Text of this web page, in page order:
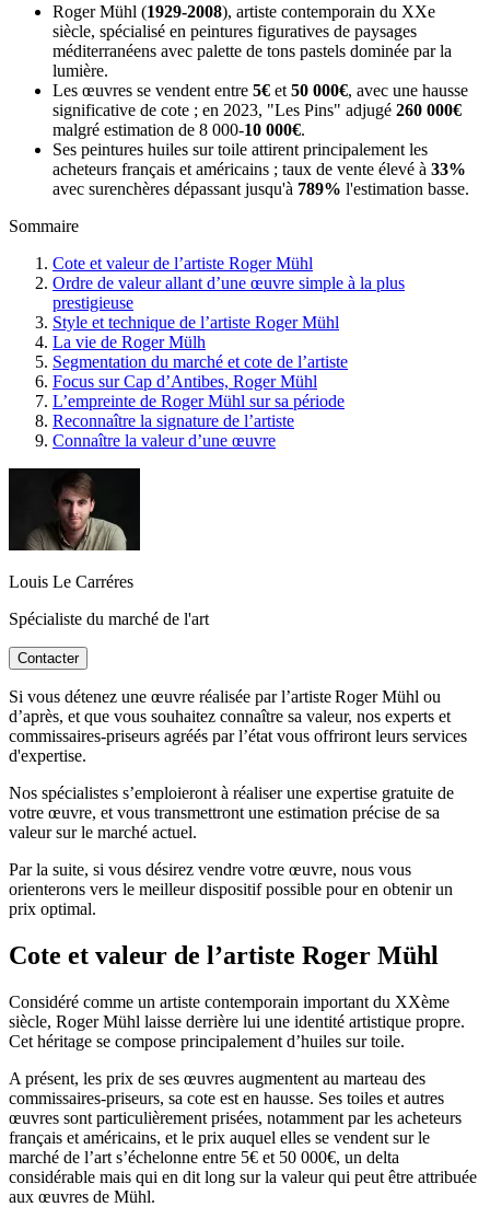
Roger Mühl (1929-2008), artiste contemporain du XXe
siècle, spécialisé en peintures figuratives de paysages
méditerranéens avec palette de tons pastels dominée par la
lumière.
Les œuvres se vendent entre 5€ et 50 000€, avec une hausse
significative de cote ; en 2023, "Les Pins" adjugé 260 000€
malgré estimation de 8 000-10 000€.
Ses peintures huiles sur toile attirent principalement les
acheteurs français et américains ; taux de vente élevé à 33%
avec surenchères dépassant jusqu'à 789% l'estimation basse.
Sommaire
Cote et valeur de l’artiste Roger Mühl
Ordre de valeur allant d’une œuvre simple à la plus
prestigieuse
Style et technique de l’artiste Roger Mühl
La vie de Roger Mülh
Segmentation du marché et cote de l’artiste
Focus sur Cap d’Antibes, Roger Mühl
L’empreinte de Roger Mühl sur sa période
Reconnaître la signature de l’artiste
Connaître la valeur d’une œuvre
Louis Le Carréres
Spécialiste du marché de l'art
Contacter
Si vous détenez une œuvre réalisée par l’artiste Roger Mühl ou
d’après, et que vous souhaitez connaître sa valeur, nos experts et
commissaires-priseurs agréés par l’état vous offriront leurs services
d'expertise.
Nos spécialistes s’emploieront à réaliser une expertise gratuite de
votre œuvre, et vous transmettront une estimation précise de sa
valeur sur le marché actuel.
Par la suite, si vous désirez vendre votre œuvre, nous vous
orienterons vers le meilleur dispositif possible pour en obtenir un
prix optimal.
Cote et valeur de l’artiste Roger Mühl
Considéré comme un artiste contemporain important du XXème
siècle, Roger Mühl laisse derrière lui une identité artistique propre.
Cet héritage se compose principalement d’huiles sur toile.
A présent, les prix de ses œuvres augmentent au marteau des
commissaires-priseurs, sa cote est en hausse. Ses toiles et autres
œuvres sont particulièrement prisées, notamment par les acheteurs
français et américains, et le prix auquel elles se vendent sur le
marché de l’art s’échelonne entre 5€ et 50 000€, un delta
considérable mais qui en dit long sur la valeur qui peut être attribuée
aux œuvres de Mühl.